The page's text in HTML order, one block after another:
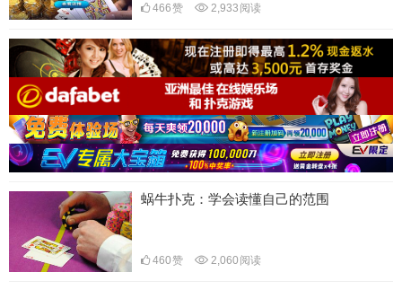
466赞 2,933 阅读
蜗牛扑克：学会读懂自己的范围
460赞 2,060 阅读